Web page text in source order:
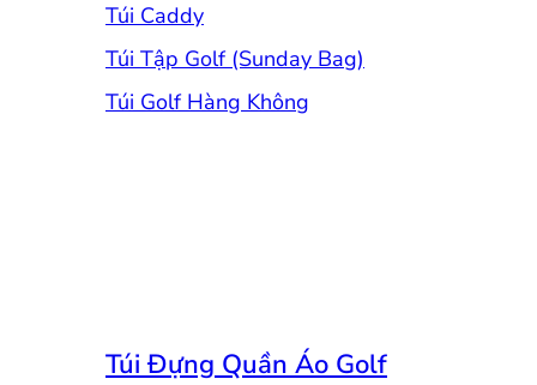
Túi Caddy
Túi Tập Golf (Sunday Bag)
Túi Golf Hàng Không
Túi Đựng Quần Áo Golf